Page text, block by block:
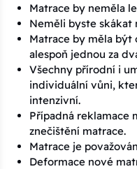
Matrace by neměla
Neměli byste skákat
Matrace by měla být
alespoň jednou za
Všechny přírodní i
individuální vůni,
intenzivní.
Případná reklamace
znečištění matrace.
Matrace je
Deformace nové